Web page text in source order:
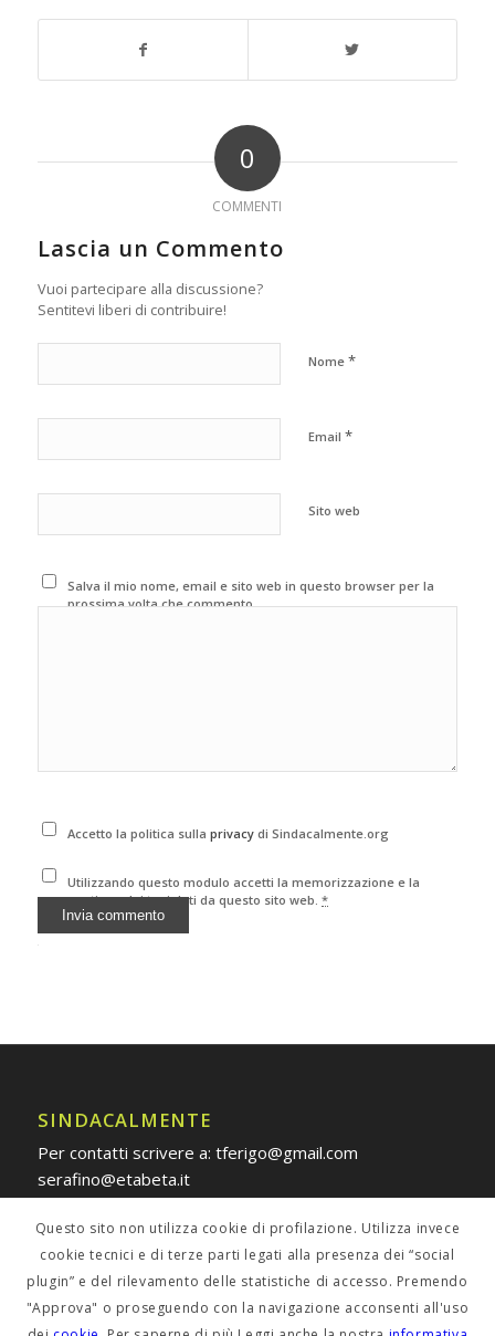
0
COMMENTI
Lascia un Commento
Vuoi partecipare alla discussione?
Sentitevi liberi di contribuire!
Nome *
Email *
Sito web
Salva il mio nome, email e sito web in questo browser per la
prossima volta che commento.
Accetto la politica sullaprivacydi Sindacalmente.org
Utilizzando questo modulo accetti la memorizzazione e la
gestione dei tuoi dati da questo sito web.*
SINDACALMENTE
Per contatti scrivere a: tferigo@gmail.com
serafino@etabeta.it
POLICY PRIVACY
Questo sito non utilizza cookie di profilazione. Utilizza invece
cookie tecnici e di terze parti legati alla presenza dei “social
plugin” e del rilevamento delle statistiche di accesso. Premendo
"Approva" o proseguendo con la navigazione acconsenti all'uso